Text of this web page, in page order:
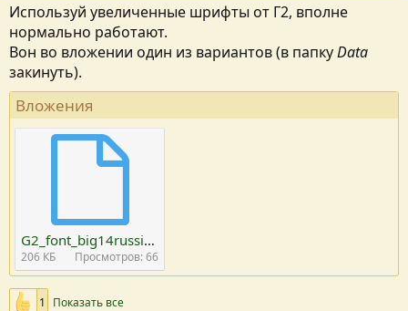
Используй увеличенные шрифты от Г2, вполне
нормально работают.
Вон во вложении один из вариантов (в папкуData
закинуть).
Вложения
G2_font_big14russian.vdf
206 КБ Просмотров: 66
1 Показать все